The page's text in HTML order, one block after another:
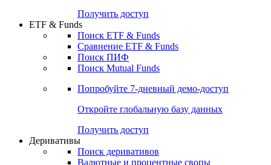
Попробуйте7-дневный
Откройте глобальную базу данных
Получить доступ
ETF & Funds
Сравнение ETF & Funds
Поиск Mutual Funds
Попробуйте7-дневный
Откройте глобальную базу данных